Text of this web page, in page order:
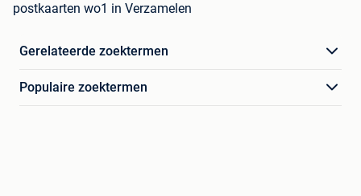
postkaarten wo1 in Verzamelen
Gerelateerde zoektermen
Populaire zoektermen